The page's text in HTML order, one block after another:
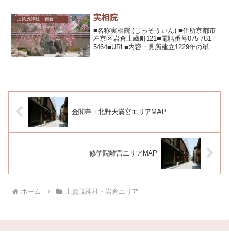
上賀茂神社・岩倉エリア 実相院
■名称実相院 (じっそういん) ■住所京都市
左京区岩倉上蔵町121■電話番号075-781-
5464■URL■内容・見所建立1229年の単立
金閣寺・北野天満宮エリアMAP
修学院離宮エリアMAP
ホーム 上賀茂神社・岩倉エリア